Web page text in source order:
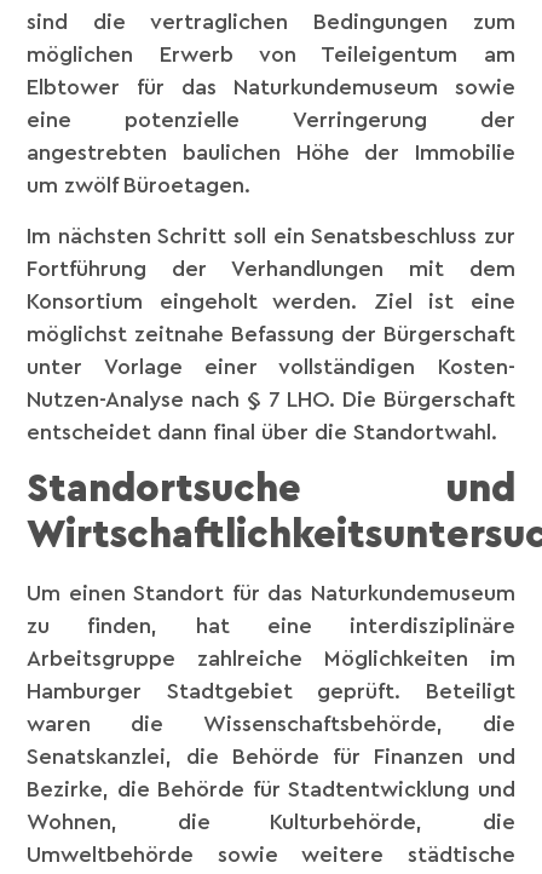
sind die vertraglichen Bedingungen zum
möglichen Erwerb von Teileigentum am
Elbtower für das Naturkundemuseum sowie
eine potenzielle Verringerung der
angestrebten baulichen Höhe der Immobilie
um zwölf Büroetagen.
Im nächsten Schritt soll ein Senatsbeschluss zur
Fortführung der Verhandlungen mit dem
Konsortium eingeholt werden. Ziel ist eine
möglichst zeitnahe Befassung der Bürgerschaft
unter Vorlage einer vollständigen Kosten-
Nutzen-Analyse nach § 7 LHO. Die Bürgerschaft
entscheidet dann final über die Standortwahl.
Standortsuche und
Um einen Standort für das Naturkundemuseum
zu finden, hat eine interdisziplinäre
Arbeitsgruppe zahlreiche Möglichkeiten im
Hamburger Stadtgebiet geprüft. Beteiligt
waren die Wissenschaftsbehörde, die
Senatskanzlei, die Behörde für Finanzen und
Bezirke, die Behörde für Stadtentwicklung und
Wohnen, die Kulturbehörde, die
Umweltbehörde sowie weitere städtische